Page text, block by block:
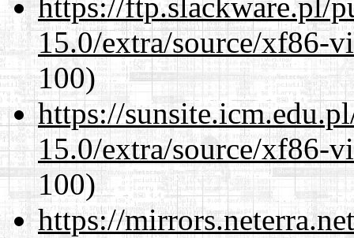
15.0/extra/source/xf86-
100)
https://
15.0/extra/source/xf86-
100)
https://